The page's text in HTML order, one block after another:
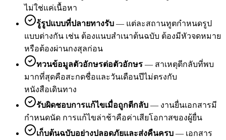
ไม่ใช่แค่เนื้อหา
รู้รูปแบบที่ปลายทางรับ — แต่ละสถานทูตกำหนดรูป
แบบต่างกัน เช่น ต้องแนบสำเนาต้นฉบับ ต้องมีหัวจดหมาย
หรือต้องผ่านกงสุลก่อน
ทวนข้อมูลตัวอักษรต่อตัวอักษร — สาเหตุตีกลับที่พบ
มากที่สุดคือสะกดชื่อและวันเดือนปีไม่ตรงกับ
หนังสือเดินทาง
รับผิดชอบการแก้ไขเมื่อถูกตีกลับ — งานยื่นเอกสารมี
กำหนดนัด การแก้ไขล่าช้าคือค่าเสียโอกาสของผู้ยื่น
เก็บต้นฉบับอย่างปลอดภัยและส่งคืนครบ — เอกสาร